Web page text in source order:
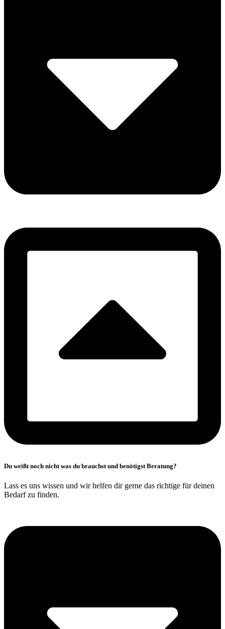
Du weißt noch nicht was du brauchst und benötigst Beratung?
Lass es uns wissen und wir helfen dir gerne das richtige für deinen
Bedarf zu finden.